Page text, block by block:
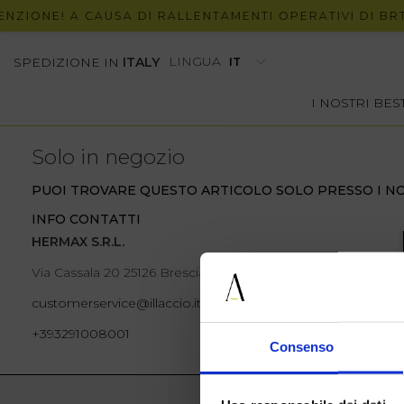
Consenso
A CAUSA DI RALLENTAMENTI OPERATIVI DI
SPEDIZIONE IN ITALY LINGUA
I NOSTRI
Solo in negozio
PUOI TROVARE QUESTO ARTICOLO SOLO PRESSO I
INFO CONTATTI
HERMAX S.R.L.
Via Cassala 20 25126 Brescia
customerservice@illaccio.it
+393291008001